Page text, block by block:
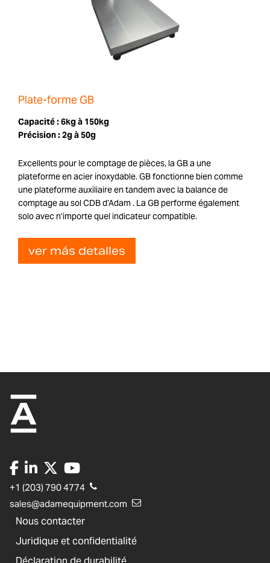
Plate-forme GB
Capacité :6kg à 150kg
Précision :2g à 50g
Excellents pour le comptage de pièces, la GB a une
plateforme en acier inoxydable. GB fonctionne bien comme
une plateforme auxiliaire en tandem avec la balance de
comptage au sol CDB d’Adam . La GB performe également
solo avec n’importe quel indicateur compatible.
ver más detalles
+1 (203) 790 4774
sales@adamequipment.com
Nous contacter
Juridique et confidentialité